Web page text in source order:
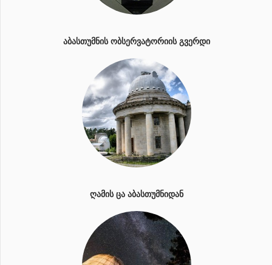
ᲐᲑᲐᲡᲗᲣᲛᲜᲘᲡ ᲝᲑᲡᲔᲠᲕᲐᲢᲝᲠᲘᲘᲡ ᲒᲕᲔᲠᲓᲘ
ᲦᲐᲛᲘᲡ ᲪᲐ ᲐᲑᲐᲡᲗᲣᲛᲜᲘᲓᲐᲜ